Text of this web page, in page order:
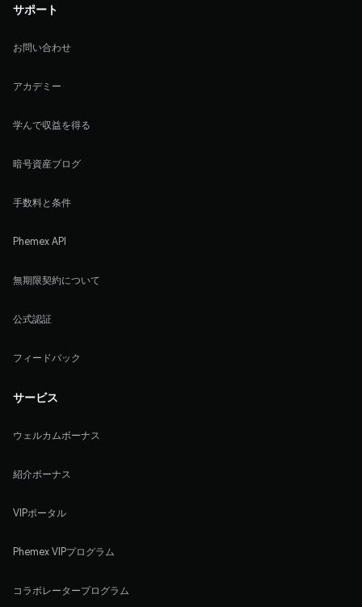
サポート
お問い合わせ
アカデミー
学んで収益を得る
暗号資産ブログ
手数料と条件
Phemex API
無期限契約について
公式認証
フィードバック
サービス
ウェルカムボーナス
紹介ボーナス
VIPポータル
Phemex VIPプログラム
コラボレータープログラム